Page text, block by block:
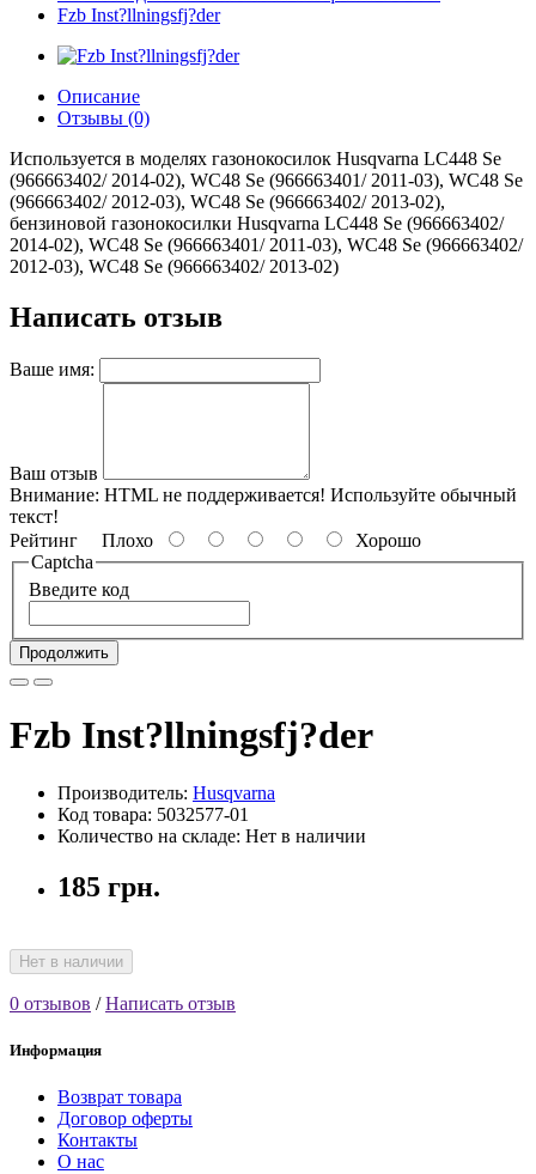
Fzb Inst?llningsfj?der
Описание
Отзывы (0)
Используется в моделях газонокосилок Husqvarna LC448 Se
(966663402/ 2014-02), WC48 Se (966663401/ 2011-03), WC48 Se
(966663402/ 2012-03), WC48 Se (966663402/ 2013-02),
бензиновой газонокосилки Husqvarna LC448 Se (966663402/
2014-02), WC48 Se (966663401/ 2011-03), WC48 Se (966663402/
2012-03), WC48 Se (966663402/ 2013-02)
Написать отзыв
Ваше имя:
Ваш отзыв
Внимание: HTML не поддерживается! Используйте обычный
текст!
Рейтинг Плохо
Хорошо
Captcha
Введите код
Продолжить
Fzb Inst?llningsfj?der
Производитель: Husqvarna
Код товара: 5032577-01
Количество на складе: Нет в наличии
185 грн.
Нет в наличии
0 отзывов /Написать отзыв
Информация
Возврат товара
Договор оферты
Контакты
О нас